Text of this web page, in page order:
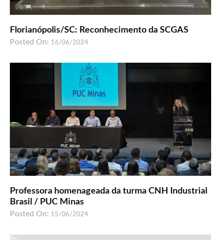
Florianópolis/SC: Reconhecimento da SCGAS
Posted On: 16/06/2024
Professora homenageada da turma CNH Industrial
Brasil / PUC Minas
Posted On: 15/06/2024